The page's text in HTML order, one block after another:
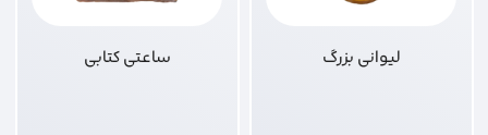
لیوانی بزرگ ساعتی کتابی